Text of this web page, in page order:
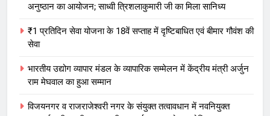
अनुष्ठान का आयोजन; साध्वी त्रिशलाकुमारी जी का मिला सानिध्य
₹1 प्रतिदिन सेवा योजना के 18वें सप्ताह में दृष्टिबाधित एवं बीमार गौवंश की
सेवा
भारतीय उद्योग व्यापार मंडल के व्यापारिक सम्मेलन में केंद्रीय मंत्री अर्जुन
राम मेघवाल का हुआ सम्मान
विजयनगर व राजराजेश्वरी नगर के संयुक्त तत्वावधान में नवनियुक्त